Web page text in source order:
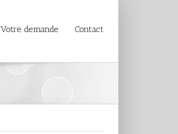
Votre demande Contact